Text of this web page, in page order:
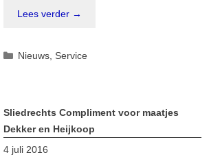
Lees verder →
Categorieën
Nieuws, Service
Sliedrechts Compliment voor maatjes
Dekker en Heijkoop
4 juli 2016